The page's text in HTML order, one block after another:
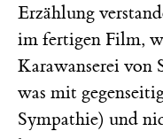
Erzählung
im fertigen Film,
Karawanserei von
was mit
Sympathie) und